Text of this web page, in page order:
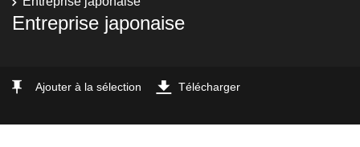
Entreprise japonaise
Ajouter à la sélection Télécharger